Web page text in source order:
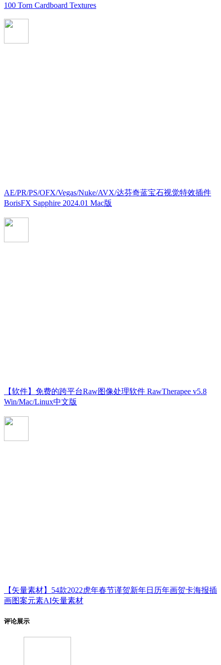
100 Torn Cardboard Textures
AE/PR/PS/OFX/Vegas/Nuke/AVX/达芬奇蓝宝石视觉特效插件
BorisFX Sapphire 2024.01 Mac版
【软件】免费的跨平台Raw图像处理软件 RawTherapee v5.8
Win/Mac/Linux中文版
【矢量素材】54款2022虎年春节谨贺新年日历年画贺卡海报插
画图案元素AI矢量素材
评论展示